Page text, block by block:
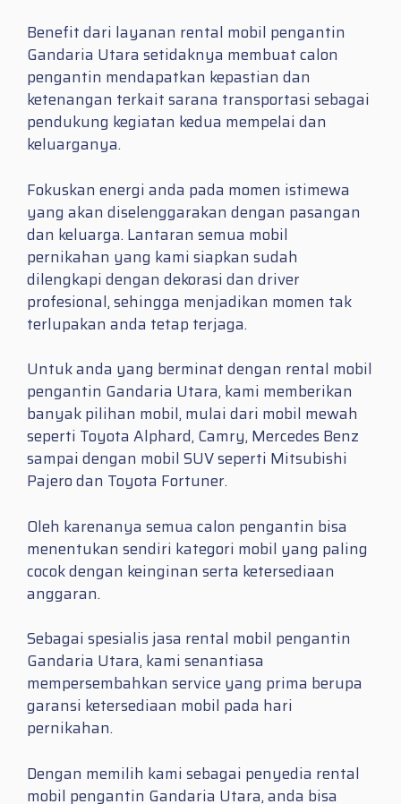
Benefit dari layanan rental mobil pengantin
Gandaria Utara setidaknya membuat calon
pengantin mendapatkan kepastian dan
ketenangan terkait sarana transportasi sebagai
pendukung kegiatan kedua mempelai dan
keluarganya.
Fokuskan energi anda pada momen istimewa
yang akan diselenggarakan dengan pasangan
dan keluarga. Lantaran semua mobil
pernikahan yang kami siapkan sudah
dilengkapi dengan dekorasi dan driver
profesional, sehingga menjadikan momen tak
terlupakan anda tetap terjaga.
Untuk anda yang berminat dengan rental mobil
pengantin Gandaria Utara, kami memberikan
banyak pilihan mobil, mulai dari mobil mewah
seperti Toyota Alphard, Camry, Mercedes Benz
sampai dengan mobil SUV seperti Mitsubishi
Pajero dan Toyota Fortuner.
Oleh karenanya semua calon pengantin bisa
menentukan sendiri kategori mobil yang paling
cocok dengan keinginan serta ketersediaan
anggaran.
Sebagai spesialis jasa rental mobil pengantin
Gandaria Utara, kami senantiasa
mempersembahkan service yang prima berupa
garansi ketersediaan mobil pada hari
pernikahan.
Dengan memilih kami sebagai penyedia rental
mobil pengantin Gandaria Utara, anda bisa